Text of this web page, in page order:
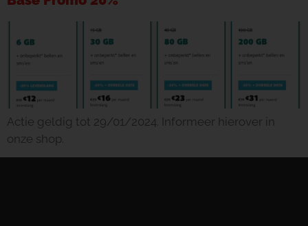
Actie geldig tot 29/01/2024. Informeer hierover in
onze shop.